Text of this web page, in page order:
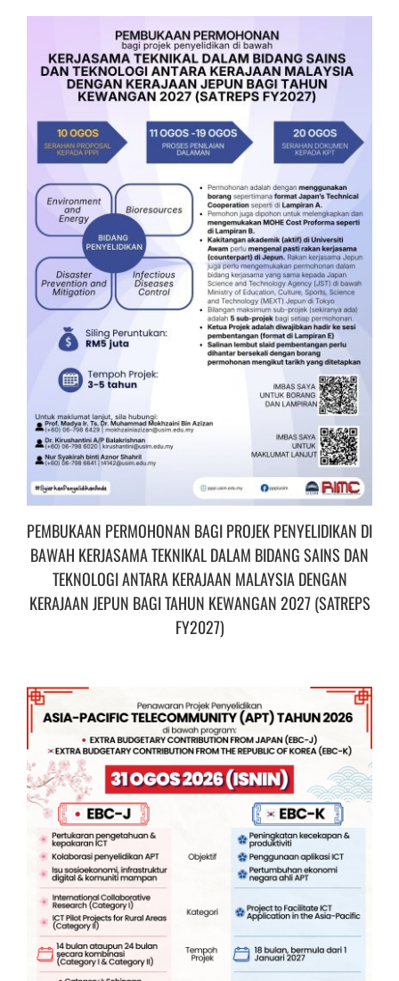
PEMBUKAAN PERMOHONAN BAGI PROJEK PENYELIDIKAN DI
BAWAH KERJASAMA TEKNIKAL DALAM BIDANG SAINS DAN
TEKNOLOGI ANTARA KERAJAAN MALAYSIA DENGAN
KERAJAAN JEPUN BAGI TAHUN KEWANGAN 2027 (SATREPS
FY2027)